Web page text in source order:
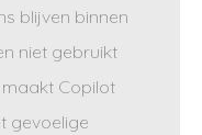
blijven binnen
niet gebruikt
Copilot
gevoelige